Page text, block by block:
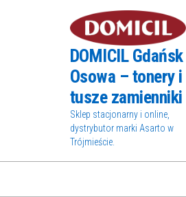
DOMICIL Gdańsk
Osowa – tonery i
tusze zamienniki
Sklep stacjonarny i online,
dystrybutor marki Asarto w
Trójmieście.